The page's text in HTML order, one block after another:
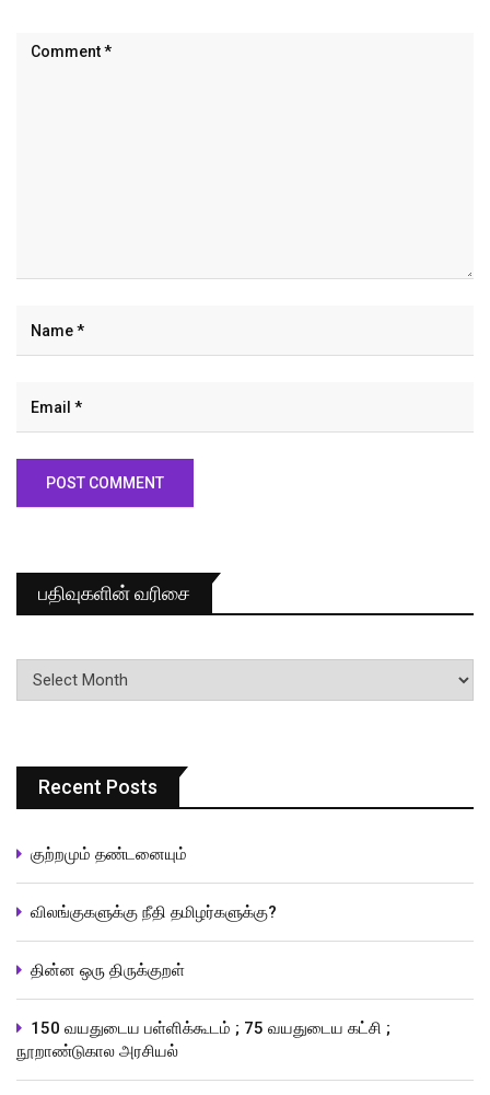
பதிவுகளின் வரிசை
பதிவுகளின்
வரிசை
Recent Posts
குற்றமும் தண்டனையும்
விலங்குகளுக்கு நீதி தமிழர்களுக்கு?
தின்ன ஒரு திருக்குறள்
150 வயதுடைய பள்ளிக்கூடம் ; 75 வயதுடைய கட்சி ;
நூறாண்டுகால அரசியல்